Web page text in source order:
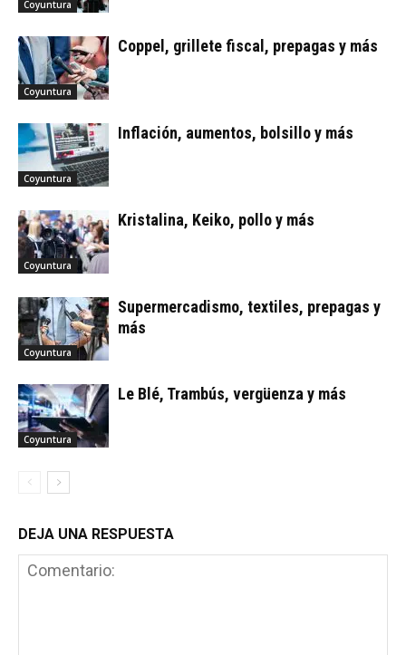
Coyuntura
Coyuntura
Coppel, grillete fiscal, prepagas y más
Coyuntura
Inflación, aumentos, bolsillo y más
Coyuntura
Kristalina, Keiko, pollo y más
Coyuntura
Supermercadismo, textiles, prepagas y
más
Coyuntura
Le Blé, Trambús, vergüenza y más
DEJA UNA RESPUESTA